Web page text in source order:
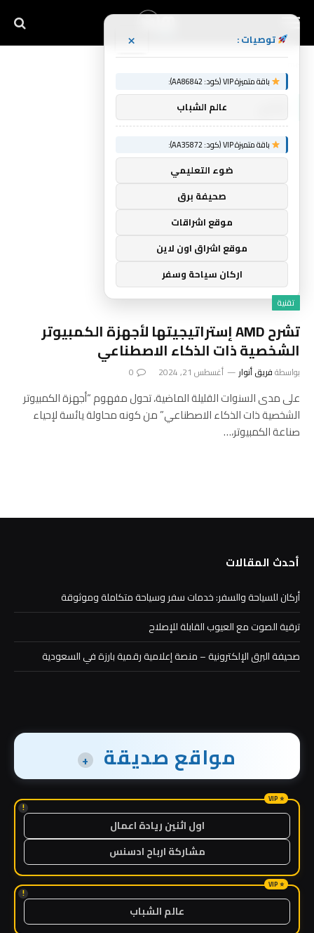
تقنية
تشرح AMD إستراتيجيتها لأجهزة الكمبيوتر
الشخصية ذات الذكاء الاصطناعي
بواسطةفريق أنوار أغسطس 21, 2024 0
على مدى السنوات القليلة الماضية، تحول مفهوم “أجهزة الكمبيوتر
الشخصية ذات الذكاء الاصطناعي” من كونه محاولة يائسة لإحياء
صناعة الكمبيوتر،…
أحدث المقالات
أركان للسياحة والسفر: خدمات سفر وسياحة متكاملة وموثوقة
ترقية الصوت مع العيوب القابلة للإصلاح
صحيفة البرق الإلكترونية – منصة إعلامية رقمية بارزة في السعودية
مواقع صديقة +
!
اول اثنين ريادة اعمال
مشاركة ارباح ادسنس
!
عالم الشباب
توصيات : ×
باقة متميزة VIP (كود: AA86842):
عالم الشباب
باقة متميزة VIP (كود: AA35872):
ضوء التعليمي
صحيفة برق
موقع اشراقات
موقع اشراق اون لاين
اركان سياحة وسفر